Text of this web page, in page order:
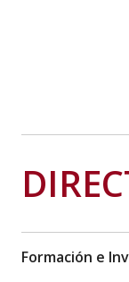
Formación e